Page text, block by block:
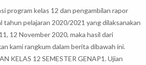
program kelas 12 dan pengambilan rapor
tahun pelajaran 2020/2021 yang dilaksanakan
12 November 2020, maka hasil dari
kami rangkum dalam berita dibawah ini.
KELAS 12 SEMESTER GENAP1. Ujian